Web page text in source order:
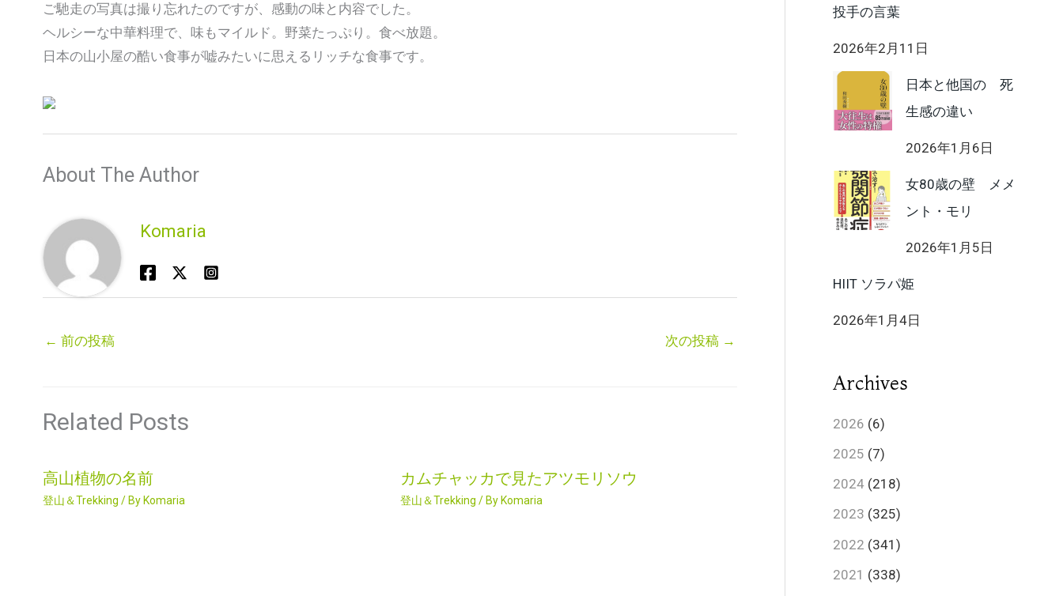
ご馳走の写真は撮り忘れたのですが、感動の味と内容でした。
ヘルシーな中華料理で、味もマイルド。野菜たっぷり。食べ放題。
日本の山小屋の酷い食事が嘘みたいに思えるリッチな食事です。
About The Author
Komaria
← 前の投稿 次の投稿 →
Related Posts
高山植物の名前
登山＆Trekking / ByKomaria
カムチャッカで見たアツモリソウ
登山＆Trekking / ByKomaria
投手の言葉
2026年2月11日
日本と他国の 死
生感の違い
2026年1月6日
女80歳の壁 メメ
ント・モリ
2026年1月5日
HIIT ソラパ姫
2026年1月4日
Archives
2026 (6)
2025 (7)
2024 (218)
2023 (325)
2022 (341)
2021 (338)